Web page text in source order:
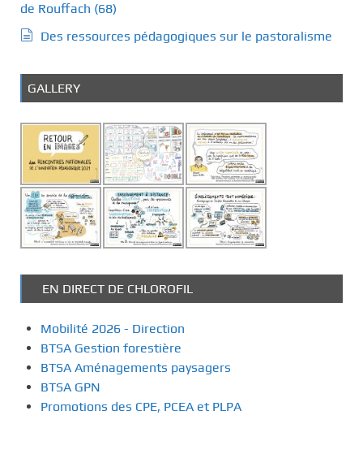
de Rouffach (68)
Des ressources pédagogiques sur le pastoralisme
GALLERY
EN DIRECT DE CHLOROFIL
Mobilité 2026 - Direction
BTSA Gestion forestière
BTSA Aménagements paysagers
BTSA GPN
Promotions des CPE, PCEA et PLPA